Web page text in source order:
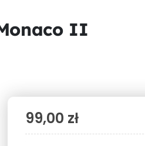
II
99,00 zł